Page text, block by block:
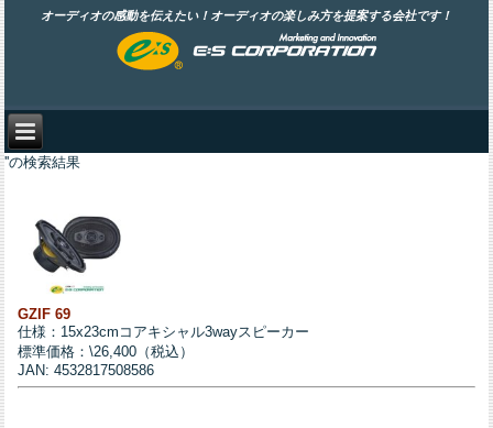
オーディオの感動を伝えたい！オーディオの楽しみ方を提案する会社です！
''の検索結果
GZIF 69
仕様：15x23cmコアキシャル3wayスピーカー
標準価格：\26,400（税込）
JAN: 4532817508586